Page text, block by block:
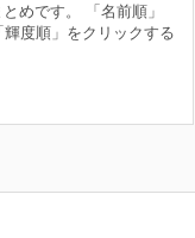
めです。 「名前順」
輝度順」をクリックする